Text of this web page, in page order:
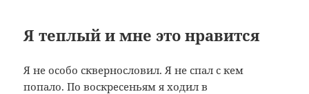
Я теплый и мне это нравится
Я не особо сквернословил. Я не спал с кем
попало. По воскресеньям я ходил в